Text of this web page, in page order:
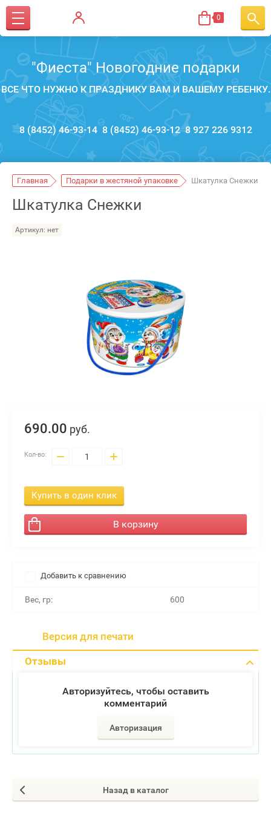
0
"Фиеста" Новогодние подарки
ВСЕ ЧТО НУЖНО К ПРАЗДНИКУ ВАМ И ВАШЕМУ РЕБЕНКУ.
8 (8452) 46-93-14 8 (8452) 46-93-12 8 927 226 9312
Главная Подарки в жестяной упаковке Шкатулка Снежки
Шкатулка Снежки
Артикул: нет
690.00 руб.
Кол-во: − +
Купить в один клик
В корзину
Добавить к сравнению
Вес, гр: 600
Версия для печати
Отзывы
Авторизуйтесь, чтобы оставить
комментарий
Авторизация
Назад в каталог